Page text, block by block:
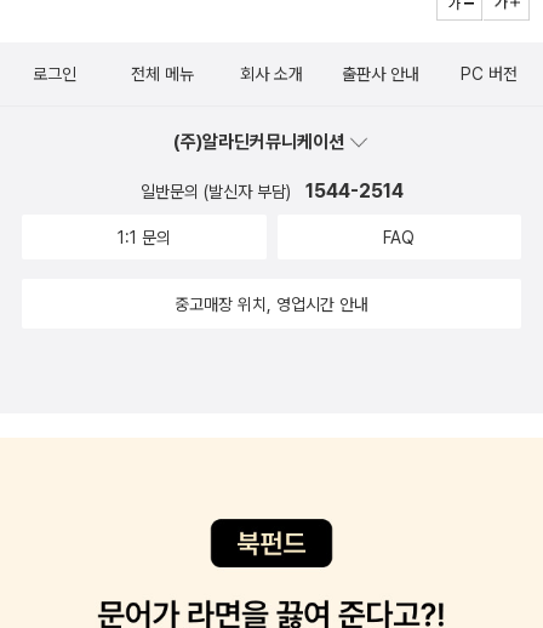
떻게 도와줄 수 있을까? ‘고통이 사르르 사라지는 약떡’‘봄바람에 살
지만 가야할 운명을 거스르는 일은 동화에서도 없는 게 낫다. 마지막
의 소망이었다. 둥실이는 마지막으로 무엇을 하고 싶었을까? 그런
데.... 둥실이의 육신이 사라지고 집안은 우렁각시가 다녀간 모습. 내
게 좋다면 된 거지 뭐... 둥실아 잘 가. 편안하고 가볍게 갔으니 잘 되
도 나올 것 같다. 왠지 6권에서 완결의 느낌이 들지 않아서 말이야. 작
아직 그림책 탐독 중이다. 교실에 그림책이 많다 보니. 이 책을 선택한
였다. 아이들 위해 시리즈 도서 6권까지 주욱 샀다. 좋아하겠다 싶어
라. 얼른 읽고 줘야지 하면서 붙들고 있었다. 바빠서 한 권도 다 못 읽
었다. 겨우 하나 다 읽어가는 정도.내일은 두 눈 질끈 감고 아이들 책
만들고 싶은 떡 구상해서 사각주머니 책 만들기를 했다. 어떤 아이에
다. 만복이가 쑥떡 먹었을 때 친구들 마음 읽었잖아. 그 친구 마음이
로그인 전체 메뉴 회사 소개 출판사 안내 PC 버전
(주)알라딘커뮤니케이션
일반문의 (발신자 부담) 1544-2514
1:1 문의 FAQ
중고매장 위치, 영업시간 안내